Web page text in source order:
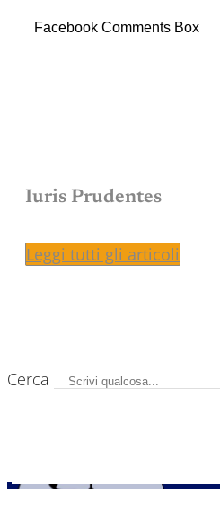
Facebook Comments Box
Iuris Prudentes
Leggi tutti gli articoli
Cerca